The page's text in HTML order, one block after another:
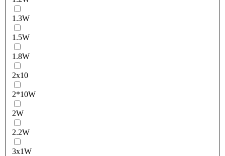
1.3W
1.5W
1.8W
2x10
2*10W
2W
2.2W
3x1W